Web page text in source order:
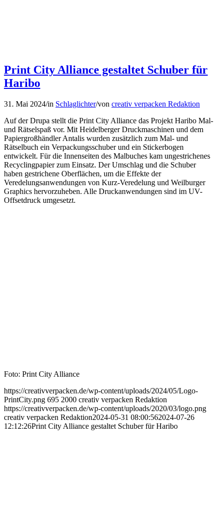
Print City Alliance gestaltet Schuber für
Haribo
31. Mai 2024/in Schlaglichter/von creativ verpacken Redaktion
Auf der Drupa stellt die Print City Alliance das Projekt Haribo Mal-
und Rätselspaß vor. Mit Heidelberger Druckmaschinen und dem
Papiergroßhändler Antalis wurden zusätzlich zum Mal- und
Rätselbuch ein Verpackungsschuber und ein Stickerbogen
entwickelt. Für die Innenseiten des Malbuches kam ungestrichenes
Recyclingpapier zum Einsatz. Der Umschlag und die Schuber
haben gestrichene Oberflächen, um die Effekte der
Veredelungsanwendungen von Kurz-Veredelung und Weilburger
Graphics hervorzuheben. Alle Druckanwendungen sind im UV-
Offsetdruck umgesetzt.
Foto: Print City Alliance
https://creativverpacken.de/wp-content/uploads/2024/05/Logo-
PrintCity.png 695 2000 creativ verpacken Redaktion
https://creativverpacken.de/wp-content/uploads/2020/03/logo.png
creativ verpacken Redaktion2024-05-31 08:00:562024-07-26
12:12:26Print City Alliance gestaltet Schuber für Haribo